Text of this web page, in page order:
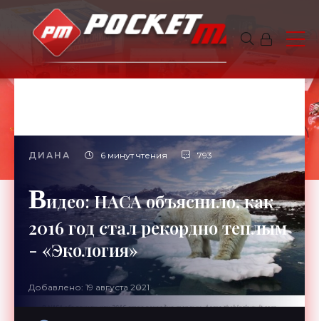
ДИАНА 6 минут чтения 793
Видео: НАСА объяснило, как
2016 год стал рекордно теплым
- «Экология»
Добавлено: 19 августа 2021